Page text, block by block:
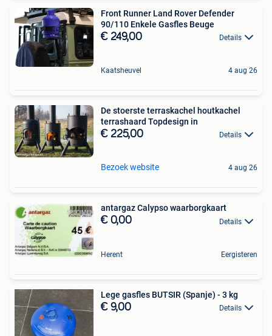
Front Runner Land Rover Defender
90/110 Enkele Gasfles Beuge
€ 249,00 Details
Kaatsheuvel 4 aug 26
De stoerste terraskachel houtkachel
terrashaard Topdesign in
€ 225,00 Details
Bezoek website 4 aug 26
antargaz Calypso waarborgkaart
€ 0,00 Details
Herent Eergisteren
Lege gasfles BUTSIR (Spanje) - 3 kg
€ 9,00 Details